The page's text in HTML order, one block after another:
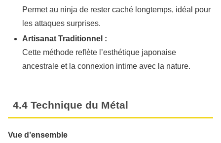
Permet au ninja de rester caché longtemps, idéal pour
les attaques surprises.
Artisanat Traditionnel :
Cette méthode reflète l’esthétique japonaise
ancestrale et la connexion intime avec la nature.
4.4 Technique du Métal
Vue d’ensemble